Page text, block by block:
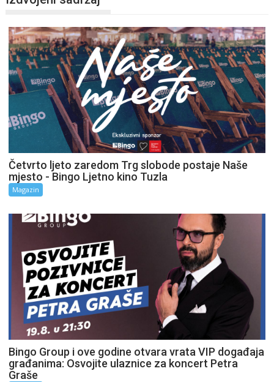
Četvrto ljeto zaredom Trg slobode postaje Naše
mjesto - Bingo Ljetno kino Tuzla
Magazin
Bingo Group i ove godine otvara vrata VIP događaja
građanima: Osvojite ulaznice za koncert Petra
Graše